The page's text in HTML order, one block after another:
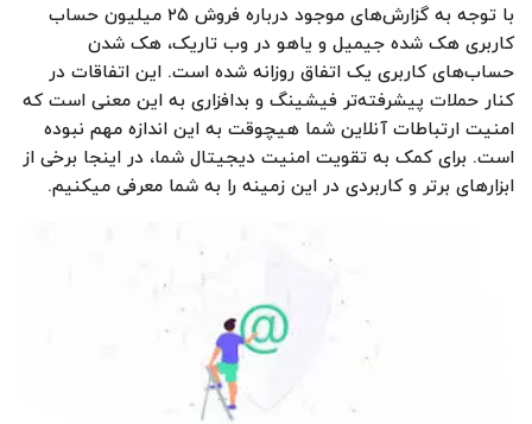
با توجه به گزارش‌های موجود درباره فروش ۲۵ میلیون حساب
کاربری هک شده جیمیل و یاهو در وب تاریک، هک شدن
حساب‌های کاربری یک اتفاق روزانه شده است. این اتفاقات در
کنار حملات پیشرفته‌تر فیشینگ و بدافزاری به این معنی است که
امنیت ارتباطات آنلاین شما هیچوقت به این اندازه مهم نبوده
است. برای کمک به تقویت امنیت دیجیتال شما، در اینجا برخی از
ابزارهای برتر و کاربردی در این زمینه را به شما معرفی میکنیم.